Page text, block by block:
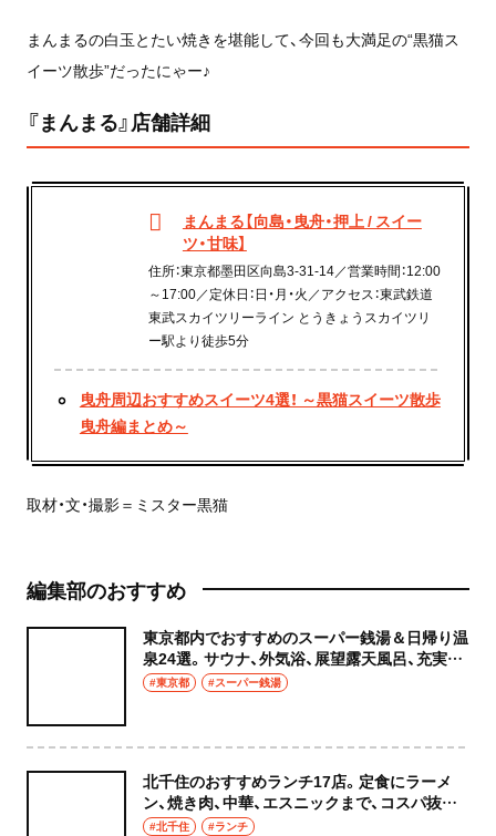
まんまるの白玉とたい焼きを堪能して、今回も大満足の“黒猫ス
イーツ散歩”だったにゃー♪
『まんまる』店舗詳細
まんまる【向島・曳舟・押上 / スイー
ツ・甘味】
住所：東京都墨田区向島3-31-14／営業時間：12:00
～17:00／定休日：日・月・火／アクセス：東武鉄道
東武スカイツリーライン とうきょうスカイツリ
ー駅より徒歩5分
曳舟周辺おすすめスイーツ4選！ ～黒猫スイーツ散歩
曳舟編まとめ～
取材・文・撮影＝ミスター黒猫
編集部のおすすめ
東京都内でおすすめのスーパー銭湯＆日帰り温
泉24選。サウナ、外気浴、展望露天風呂、充実の
癒やし空間へ
#東京都 #スーパー銭湯
北千住のおすすめランチ17店。定食にラーメ
ン、焼き肉、中華、エスニックまで、コスパ抜群
な店もおしゃれな店も網羅してご紹介！
#北千住 #ランチ